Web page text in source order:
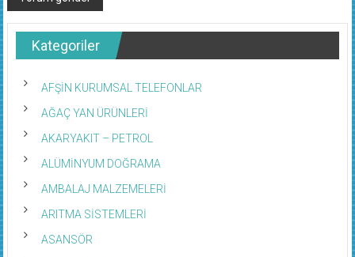
Kategoriler
AFŞİN KURUMSAL TELEFONLAR
AĞAÇ YAN ÜRÜNLERİ
AKARYAKIT – PETROL
ALÜMİNYUM DOĞRAMA
AMBALAJ MALZEMELERİ
ARITMA SİSTEMLERİ
ASANSÖR